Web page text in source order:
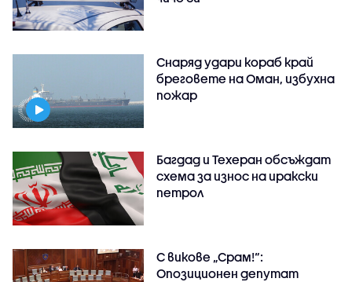
Снаряд удари кораб край
бреговете на Оман, избухна
пожар
Багдад и Техеран обсъждат
схема за износ на иракски
петрол
С викове „Срам!“:
Опозиционен депутат